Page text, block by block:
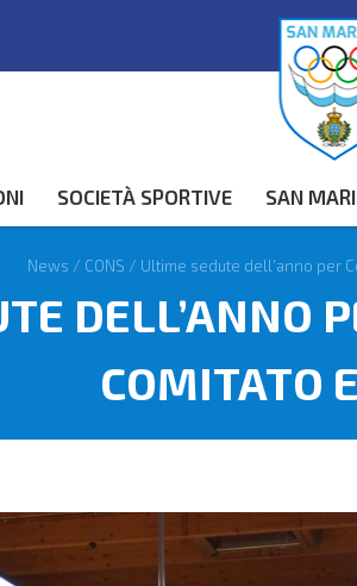
SOCIETÀ SPORTIVE SAN
News / CONS / Ultime sedute dell’anno per
DELL’ANNO
COMITATO